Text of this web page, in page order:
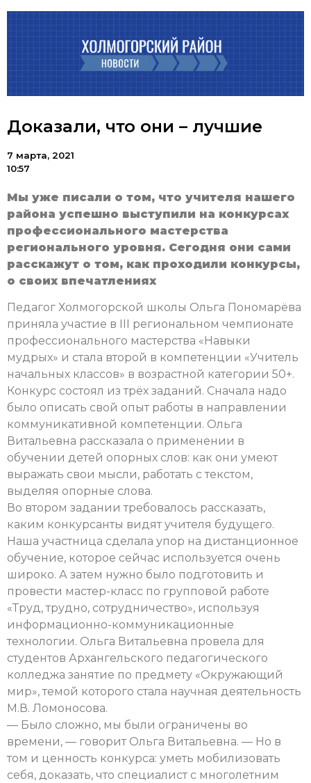
Доказали, что они – лучшие
7 марта, 2021
10:57
Мы уже писали о том, что учителя нашего
района успешно выступили на конкурсах
профессионального мастерства
регионального уровня. Сегодня они сами
расскажут о том, как проходили конкурсы,
о своих впечатлениях
Педагог Холмогорской школы Ольга Пономарёва
приняла участие в III региональном чемпионате
профессионального мастерства «Навыки
мудрых» и стала второй в компетенции «Учитель
начальных классов» в возрастной категории 50+.
Конкурс состоял из трёх заданий. Сначала надо
было описать свой опыт работы в направлении
коммуникативной компетенции. Ольга
Витальевна рассказала о применении в
обучении детей опорных слов: как они умеют
выражать свои мысли, работать с текстом,
выделяя опорные слова.
Во втором задании требовалось рассказать,
каким конкурсанты видят учителя будущего.
Наша участница сделала упор на дистанционное
обучение, которое сейчас используется очень
широко. А затем нужно было подготовить и
провести мастер-класс по групповой работе
«Труд, трудно, сотрудничество», используя
информационно-коммуникационные
технологии. Ольга Витальевна провела для
студентов Архангельского педагогического
колледжа занятие по предмету «Окружающий
мир», темой которого стала научная деятельность
М.В. Ломоносова.
— Было сложно, мы были ограничены во
времени, — говорит Ольга Витальевна. — Но в
том и ценность конкурса: уметь мобилизовать
себя, доказать, что специалист с многолетним